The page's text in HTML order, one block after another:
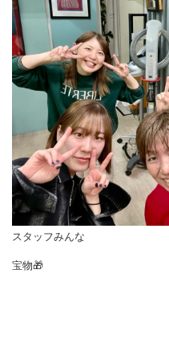
スタッフみんな
宝物🎁